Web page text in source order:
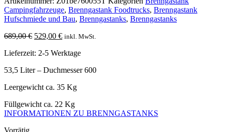
Campingfahrzeuge, Brenngastank Foodtrucks, Brenngastank
Hufschmiede und Bau, Brenngastanks, Brenngastanks
689,00€ Ursprünglicher
war:
529,00 €Aktueller
ist:
inkl. MwSt.
Lieferzeit: 2-5 Werktage
53,5 Liter – Duchmesser 600
Leergewicht ca. 35 Kg
Füllgewicht ca. 22 Kg
INFORMATIONEN ZU BRENNGASTANKS
Vorrätig